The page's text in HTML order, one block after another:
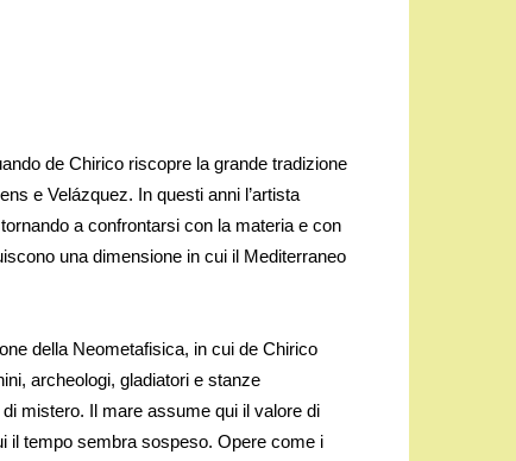
de Chirico riscopre la grande tradizione
e Velázquez. In questi anni l’artista
a confrontarsi con la materia e con
una dimensione in cui il Mediterraneo
della Neometafisica, in cui de Chirico
archeologi, gladiatori e stanze
mistero. Il mare assume qui il valore di
il tempo sembra sospeso. Opere come i